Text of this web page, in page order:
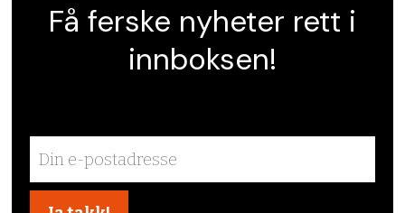
Få ferske nyheter rett i
innboksen!